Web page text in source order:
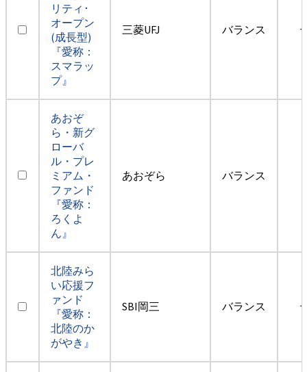
リティ･
オープン
(成長型)
『愛称：
スマラッ
プ』
三菱UFJ バランス
あおぞ
ら・新グ
ローバ
ル・プレ
ミアム・
ファンド
『愛称：
ろくよ
ん』
あおぞら バランス
北陸みら
い応援フ
ァンド
『愛称：
北陸のか
がやき』
SBI岡三 バランス